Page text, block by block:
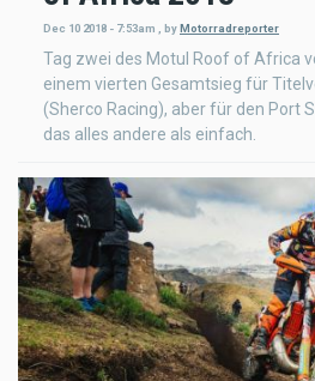
Dec 10 2018 - 7:53am , byMotorradreporter
Tag zwei des Motul Roof of Africa
einem vierten Gesamtsieg für
(Sherco Racing), aber für den Port
das alles andere als einfach.